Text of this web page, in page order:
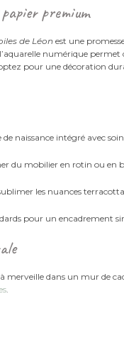
premium
de Léon est une
numérique permet
pour une décoration
naissance intégré avec soin.
du mobilier en rotin ou en
les nuances
pour un encadrement
merveille dans un mur de